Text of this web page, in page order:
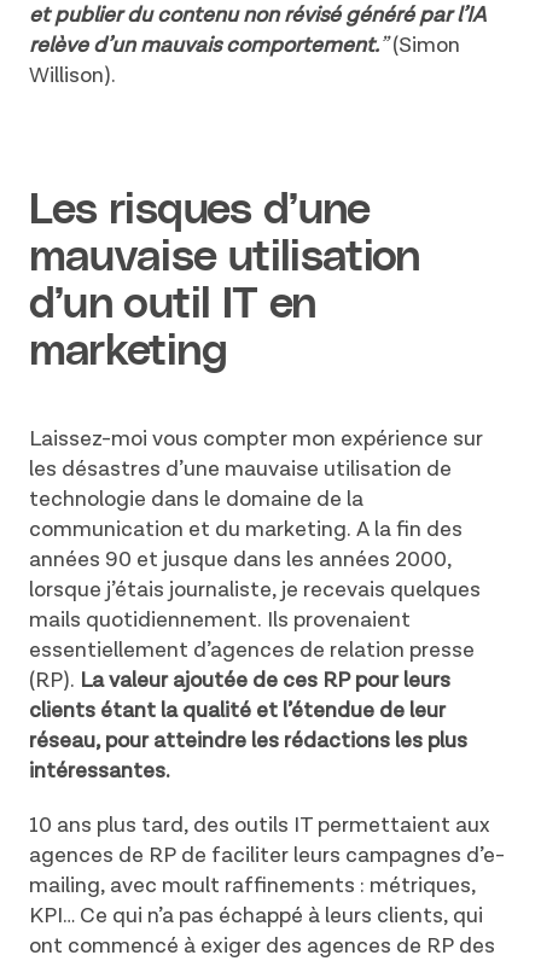
et publier du contenu non révisé généré par l’IA
relève d’un mauvais comportement.”(Simon
Willison).
Les risques d’une
mauvaise utilisation
d’un outil IT en
marketing
Laissez-moi vous compter mon expérience sur
les désastres d’une mauvaise utilisation de
technologie dans le domaine de la
communication et du marketing. A la fin des
années 90 et jusque dans les années 2000,
lorsque j’étais journaliste, je recevais quelques
mails quotidiennement. Ils provenaient
essentiellement d’agences de relation presse
(RP). La valeur ajoutée de ces RP pour leurs
clients étant la qualité et l’étendue de leur
réseau, pour atteindre les rédactions les plus
intéressantes.
10 ans plus tard, des outils IT permettaient aux
agences de RP de faciliter leurs campagnes d’e-
mailing, avec moult raffinements : métriques,
KPI… Ce qui n’a pas échappé à leurs clients, qui
ont commencé à exiger des agences de RP des